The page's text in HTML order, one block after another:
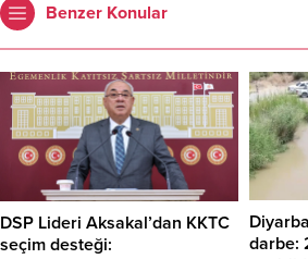
Benzer Konular
DSP Lideri Aksakal’dan KKTC
seçim desteği:
darbe: